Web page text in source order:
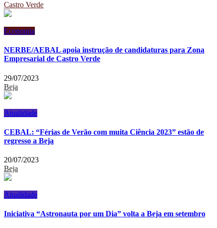
Castro Verde
Economia
NERBE/AEBAL apoia instrução de candidaturas para Zona
Empresarial de Castro Verde
29/07/2023
Beja
Atualidade
CEBAL: “Férias de Verão com muita Ciência 2023” estão de
regresso a Beja
20/07/2023
Beja
Atualidade
Iniciativa “Astronauta por um Dia” volta a Beja em setembro